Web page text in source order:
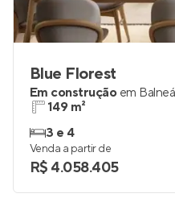
Blue Florest
Em construção em
149 m²
3 e 4
Venda a partir de
R$ 4.058.405